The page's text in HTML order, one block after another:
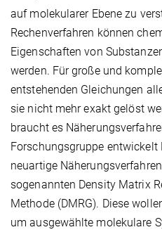
auf molekularer Ebene zu
Rechenverfahren können
Eigenschaften von
werden. Für große und
entstehenden Gleichungen
sie nicht mehr exakt gelöst
braucht es
Forschungsgruppe entwickelt
neuartige
sogenannten Density Matrix
Methode (DMRG). Diese
um ausgewählte molekulare